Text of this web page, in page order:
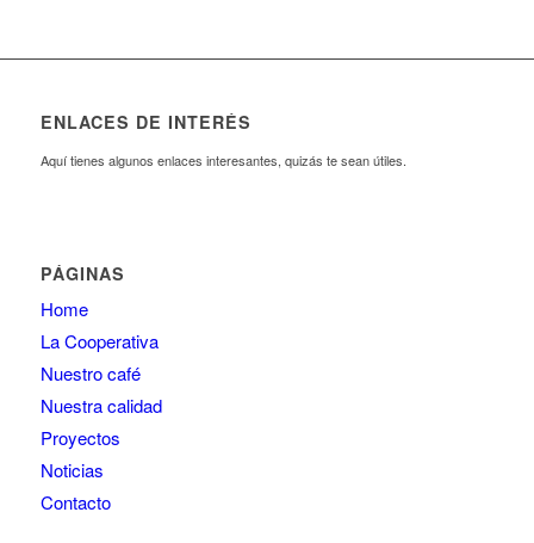
ENLACES DE INTERÉS
Aquí tienes algunos enlaces interesantes, quizás te sean útiles.
PÁGINAS
Home
La Cooperativa
Nuestro café
Nuestra calidad
Proyectos
Noticias
Contacto